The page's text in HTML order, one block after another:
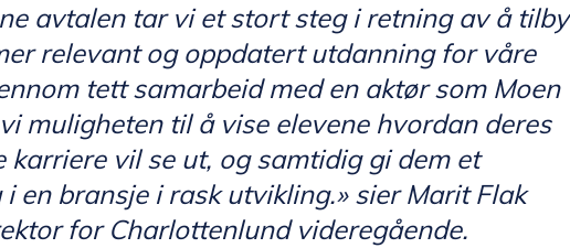
avtalen tar vi et stort steg i retning av å tilby
relevant og oppdatert utdanning for våre
tett samarbeid med en aktør som Moen
muligheten til å vise elevene hvordan deres
karriere vil se ut, og samtidig gi dem et
en bransje i rask utvikling.»sier Marit Flak
for Charlottenlund videregående.